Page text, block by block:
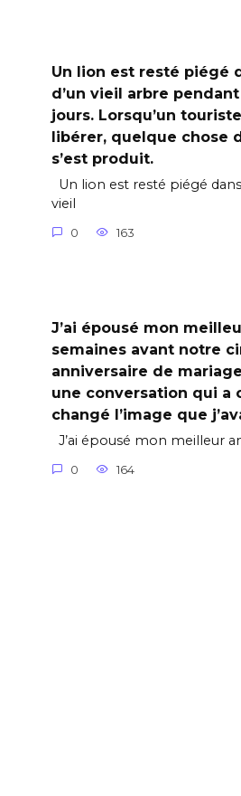
Un lion est resté piégé
d’un vieil arbre
jours. Lorsqu’un
libérer, quelque chose
s’est produit.
Un lion est resté piégé
vieil
0 163
J’ai épousé mon
semaines avant notre
anniversaire de
une conversation qui a
changé l’image que
J’ai épousé mon meilleur
0 164